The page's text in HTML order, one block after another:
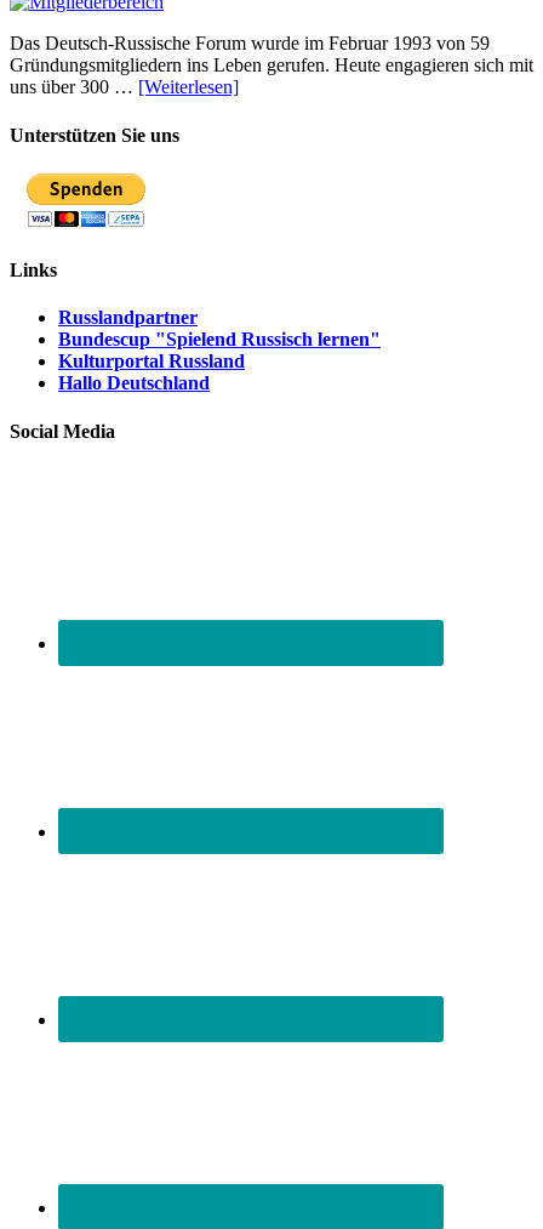
Das Deutsch-Russische Forum wurde im Februar 1993 von 59
Gründungsmitgliedern ins Leben gerufen. Heute engagieren sich mit
uns über 300 … [Weiterlesen]
Unterstützen Sie uns
Links
Russlandpartner
Bundescup "Spielend Russisch lernen"
Kulturportal Russland
Hallo Deutschland
Social Media